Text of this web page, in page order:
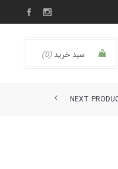
سبد خرید (0)
NEXT